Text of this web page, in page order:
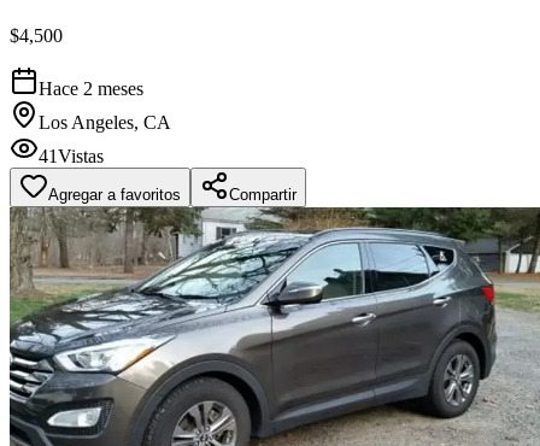
$4,500
Hace 2 meses
Los Angeles, CA
41Vistas
Agregar a favoritos Compartir